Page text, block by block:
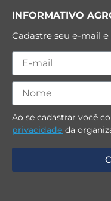
INFORMATIVO
Cadastre seu e-mail
Ao se cadastrar você
privacidade da